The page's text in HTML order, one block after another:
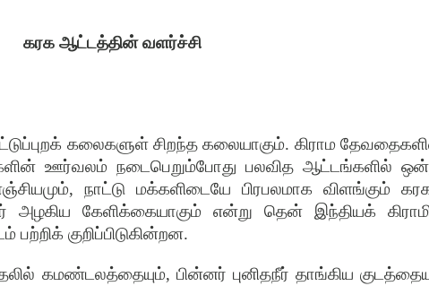
கரக ஆட்டத்தின் வளர்ச்சி
கலைகளுள் சிறந்த கலையாகும். கிராம
ஊர்வலம் நடைபெறும்போது பலவித ஆட்டங்களில்
, நாட்டு மக்களிடையே பிரபலமாக விளங்கும்
கேளிக்கையாகும் என்று தென் இந்தியக்
குறிப்பிடுகின்றன.
கமண்டலத்தையும், பின்னர் புனிதநீர் தாங்கிய